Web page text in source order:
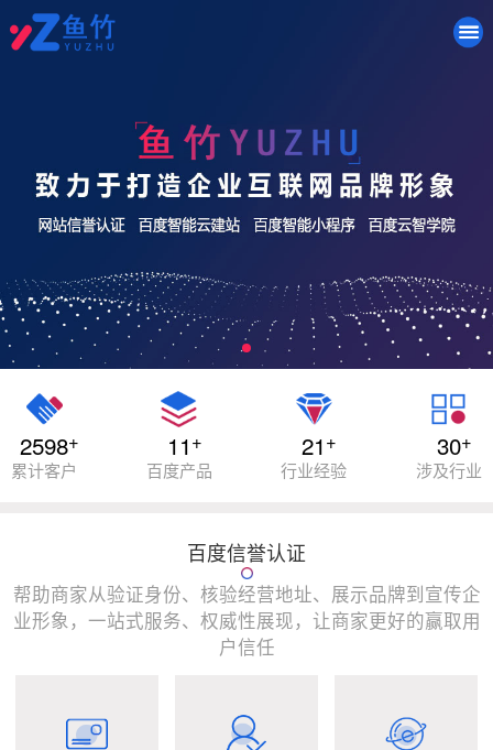
2598+
累计客户
11+
百度产品
21+
行业经验
30+
涉及行业
百度信誉认证
帮助商家从验证身份、核验经营地址、展示品牌到宣传企
业形象，一站式服务、权威性展现，让商家更好的赢取用
户信任